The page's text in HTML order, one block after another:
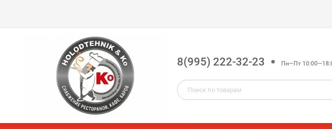
8(995) 222-32-23 Пн—Пт